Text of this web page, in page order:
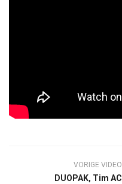
VORIGE VIDEO
DUOPAK, Tim AC